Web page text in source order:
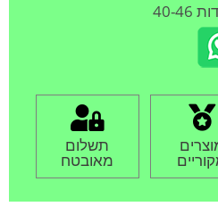
46
תשלום
מאובטח